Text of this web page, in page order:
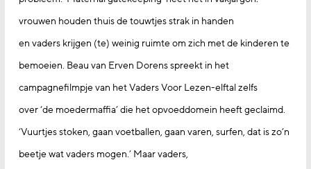
vrouwen houden thuis de touwtjes strak in handen
en vaders krijgen (te) weinig ruimte om zich met de kinderen te
bemoeien. Beau van Erven Dorens spreekt in het
campagnefilmpje van het Vaders Voor Lezen-elftal zelfs
over ‘de moedermaffia’ die het opvoeddomein heeft geclaimd.
‘Vuurtjes stoken, gaan voetballen, gaan varen, surfen, dat is zo’n
beetje wat vaders mogen.’ Maar vaders,